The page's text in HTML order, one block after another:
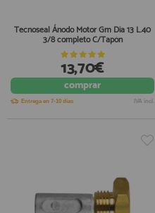
Tecnoseal Ánodo Motor Gm Dia 13 L.40
3/8 completo C/Tapón
13,70€
comprar
Entrega en 7-10 días IVA incl.